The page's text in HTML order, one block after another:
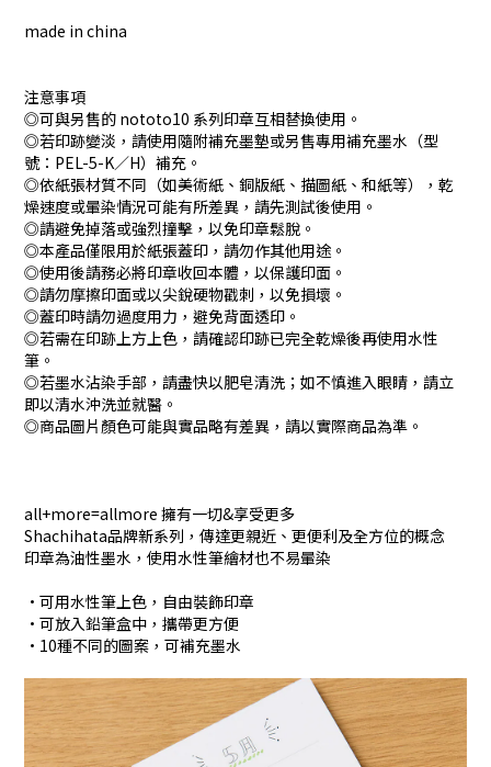
made in china
注意事項
◎可與另售的 nototo10 系列印章互相替換使用。
◎若印跡變淡，請使用隨附補充墨墊或另售專用補充墨水（型
號：PEL-5-K／H）補充。
◎依紙張材質不同（如美術紙、銅版紙、描圖紙、和紙等），乾
燥速度或暈染情況可能有所差異，請先測試後使用。
◎請避免掉落或強烈撞擊，以免印章鬆脫。
◎本產品僅限用於紙張蓋印，請勿作其他用途。
◎使用後請務必將印章收回本體，以保護印面。
◎請勿摩擦印面或以尖銳硬物戳刺，以免損壞。
◎蓋印時請勿過度用力，避免背面透印。
◎若需在印跡上方上色，請確認印跡已完全乾燥後再使用水性
筆。
◎若墨水沾染手部，請盡快以肥皂清洗；如不慎進入眼睛，請立
即以清水沖洗並就醫。
◎商品圖片顏色可能與實品略有差異，請以實際商品為準。
all+more=allmore 擁有一切&享受更多
Shachihata品牌新系列，傳達更親近、更便利及全方位的概念
印章為油性墨水，使用水性筆繪材也不易暈染
•可用水性筆上色，自由裝飾印章
•可放入鉛筆盒中，攜帶更方便
•10種不同的圖案，可補充墨水